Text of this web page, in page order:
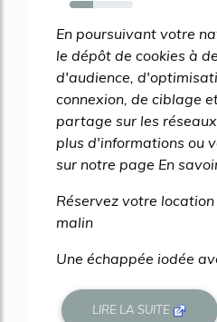
37%
En poursuivant votre
le dépôt de cookies à
d'audience,
connexion, de ciblage
partage sur les
plus d'informations ou
sur notre page En
Réservez votre
malin
Une échappée iodée
LIRE LA SUITE